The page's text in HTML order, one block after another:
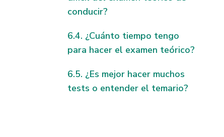
conducir?
¿Cuánto tiempo tengo
para hacer el examen teórico?
¿Es mejor hacer muchos
tests o entender el temario?